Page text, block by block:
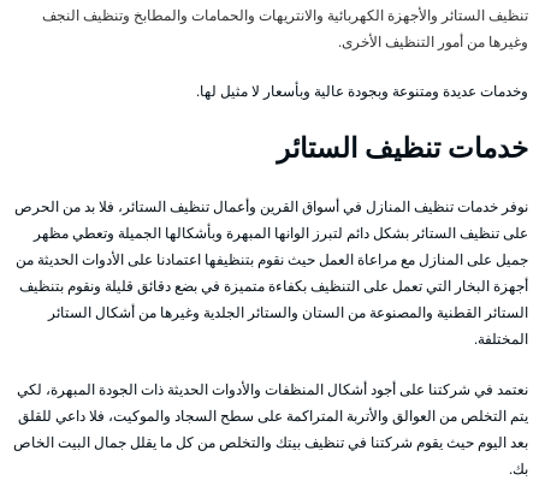
تنظيف الستائر والأجهزة الكهربائية والانتريهات والحمامات والمطابخ وتنظيف النجف
وغيرها من أمور التنظيف الأخرى.
وخدمات عديدة ومتنوعة وبجودة عالية وبأسعار لا مثيل لها.
خدمات تنظيف الستائر
نوفر خدمات تنظيف المنازل في أسواق القرين وأعمال تنظيف الستائر، فلا بد من الحرص
على تنظيف الستائر بشكل دائم لتبرز الوانها المبهرة وبأشكالها الجميلة وتعطي مظهر
جميل على المنازل مع مراعاة العمل حيث نقوم بتنظيفها اعتمادنا على الأدوات الحديثة من
أجهزة البخار التي تعمل على التنظيف بكفاءة متميزة في بضع دقائق قليلة ونقوم بتنظيف
الستائر القطنية والمصنوعة من الستان والستائر الجلدية وغيرها من أشكال الستائر
المختلفة.
نعتمد في شركتنا على أجود أشكال المنظفات والأدوات الحديثة ذات الجودة المبهرة، لكي
يتم التخلص من العوالق والأتربة المتراكمة على سطح السجاد والموكيت، فلا داعي للقلق
بعد اليوم حيث يقوم شركتنا في تنظيف بيتك والتخلص من كل ما يقلل جمال البيت الخاص
بك.